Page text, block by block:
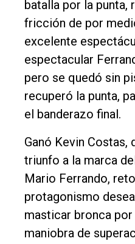
batalla por la punta,
fricción de por
excelente
espectacular
pero se quedó sin
recuperó la punta,
el banderazo final.
Ganó Kevin Costas,
triunfo a la marca
Mario Ferrando,
protagonismo
masticar bronca
maniobra de